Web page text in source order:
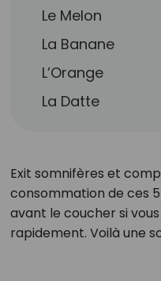
Le Melon
La Banane
L’Orange
La Datte
Exit somnifères et
consommation de ces
avant le coucher si
rapidement. Voilà une